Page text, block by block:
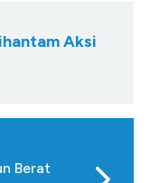
Aksi
Berat